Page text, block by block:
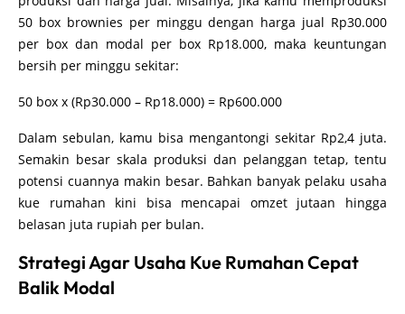
50 box brownies per minggu dengan harga jual Rp30.000
per box dan modal per box Rp18.000, maka keuntungan
bersih per minggu sekitar:
50 box x (Rp30.000 – Rp18.000) = Rp600.000
Dalam sebulan, kamu bisa mengantongi sekitar Rp2,4 juta.
Semakin besar skala produksi dan pelanggan tetap, tentu
potensi cuannya makin besar. Bahkan banyak pelaku usaha
kue rumahan kini bisa mencapai omzet jutaan hingga
belasan juta rupiah per bulan.
Strategi Agar Usaha Kue Rumahan Cepat
Balik Modal